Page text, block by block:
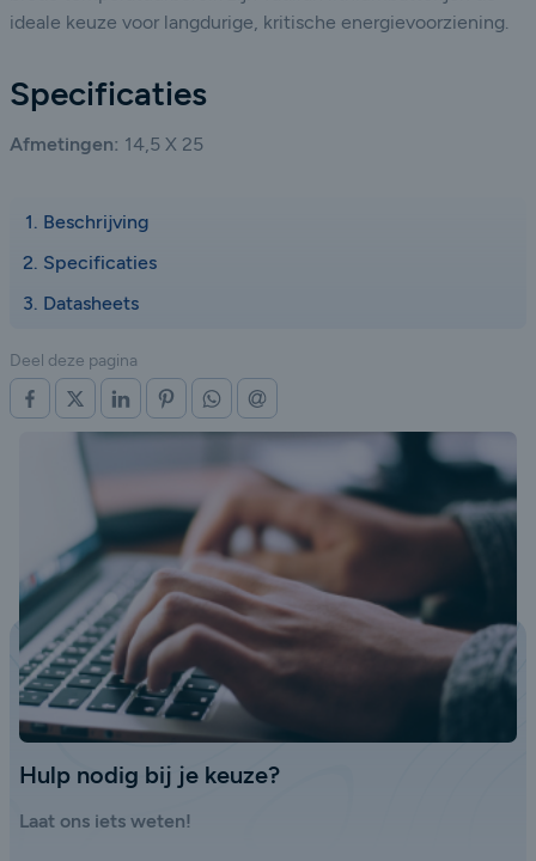
ideale keuze voor langdurige, kritische energievoorziening.
Specificaties
Afmetingen: 14,5 X 25
Beschrijving
Specificaties
Datasheets
Deel deze pagina
OP FACEBOOK
OP X (TWITTER)
OP LINKEDINOP PINTERESTOP WHATSAPP
Hulp nodig bij je keuze?
Laat ons iets weten!